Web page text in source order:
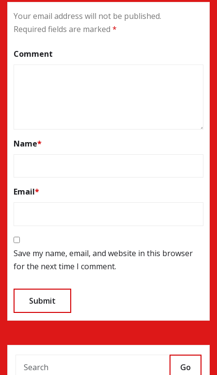
Your email address will not be published.
Required fields are marked *
Comment
Name*
Email*
Save my name, email, and website in this browser
for the next time I comment.
Go